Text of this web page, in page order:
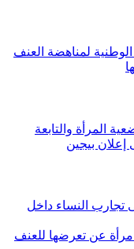
الوطنية لمناهضة العنف
ال59 للجنة وضعية المرأة والتابعة
النساء داخل
عن تعرضها للعنف